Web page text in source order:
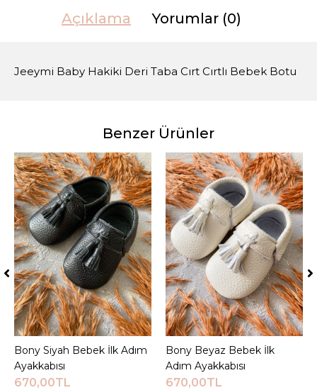
Açıklama Yorumlar (0)
Jeeymi Baby Hakiki Deri Taba Cırt Cırtlı Bebek Botu
Benzer Ürünler
Sepete Ekle
Bony Siyah Bebek İlk Adım
Ayakkabısı
670,00TL
Sepete Ekle
Bony Beyaz Bebek İlk
Adım Ayakkabısı
670,00TL